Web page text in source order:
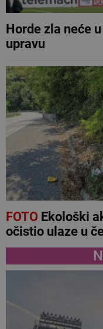
Horde zla neće
upravu
FOTOEkološki
očistio ulaze u